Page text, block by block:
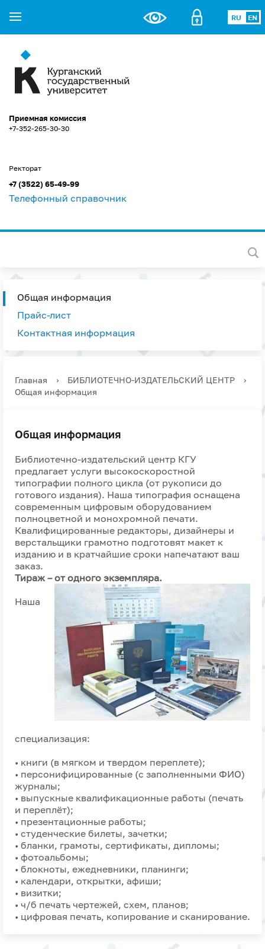
RU EN
Приемная комиссия
+7-352-265-30-30
Ректорат
+7 (3522) 65-49-99
Телефонный справочник
Общая информация
Прайс-лист
Контактная информация
Главная › БИБЛИОТЕЧНО-ИЗДАТЕЛЬСКИЙ ЦЕНТР
›
Общая информация
Общая информация
Библиотечно-издательский центр КГУ
предлагает услуги высокоскоростной
типографии полного цикла (от рукописи до
готового издания). Наша типография оснащена
современным цифровым оборудованием
полноцветной и монохромной печати.
Квалифицированные редакторы, дизайнеры и
верстальщики грамотно подготовят макет к
изданию и в кратчайшие сроки напечатают ваш
заказ.
Тираж – от одного экземпляра.
Наша
специализация:
• книги (в мягком и твердом переплете);
• персонифицированные (с заполненными ФИО)
журналы;
• выпускные квалификационные работы (печать
и переплёт);
• презентационные работы;
• студенческие билеты, зачетки;
• бланки, грамоты, сертификаты, дипломы;
• фотоальбомы;
• блокноты, ежедневники, планинги;
• календари, открытки, афиши;
• визитки;
• ч/б печать чертежей, схем, планов;
• цифровая печать, копирование и сканирование.